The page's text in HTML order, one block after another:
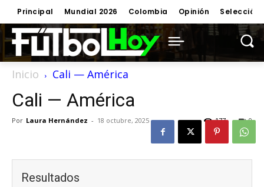
Principal Mundial 2026 Colombia Opinión Selección
Inicio Cali — América
Cali — América
Por Laura Hernández - 18 octubre, 2025 0
177
Resultados